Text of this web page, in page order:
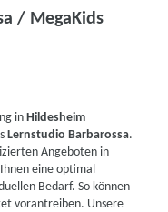
/ MegaKids
inHildesheim
Lernstudio Barbarossa.
Angeboten in
eine optimal
Bedarf. So können
vorantreiben. Unsere